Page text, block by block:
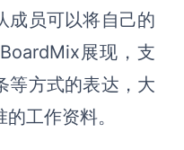
成员可以将自己的
BoardMix展现，支
等方式的表达，大
工作资料。